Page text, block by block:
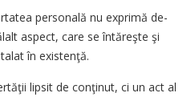
personală nu expri­mă de­
aspect, care se în­tăreşte şi
în existenţă.
lipsit de conţinut, ci un act al